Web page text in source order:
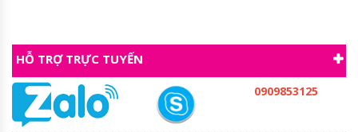
HỖ TRỢ TRỰC TUYẾN
0909853125